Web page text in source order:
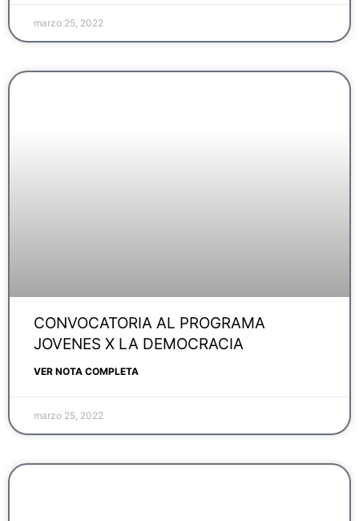
marzo 25, 2022
CONVOCATORIA AL PROGRAMA
JOVENES X LA DEMOCRACIA
VER NOTA COMPLETA
marzo 25, 2022